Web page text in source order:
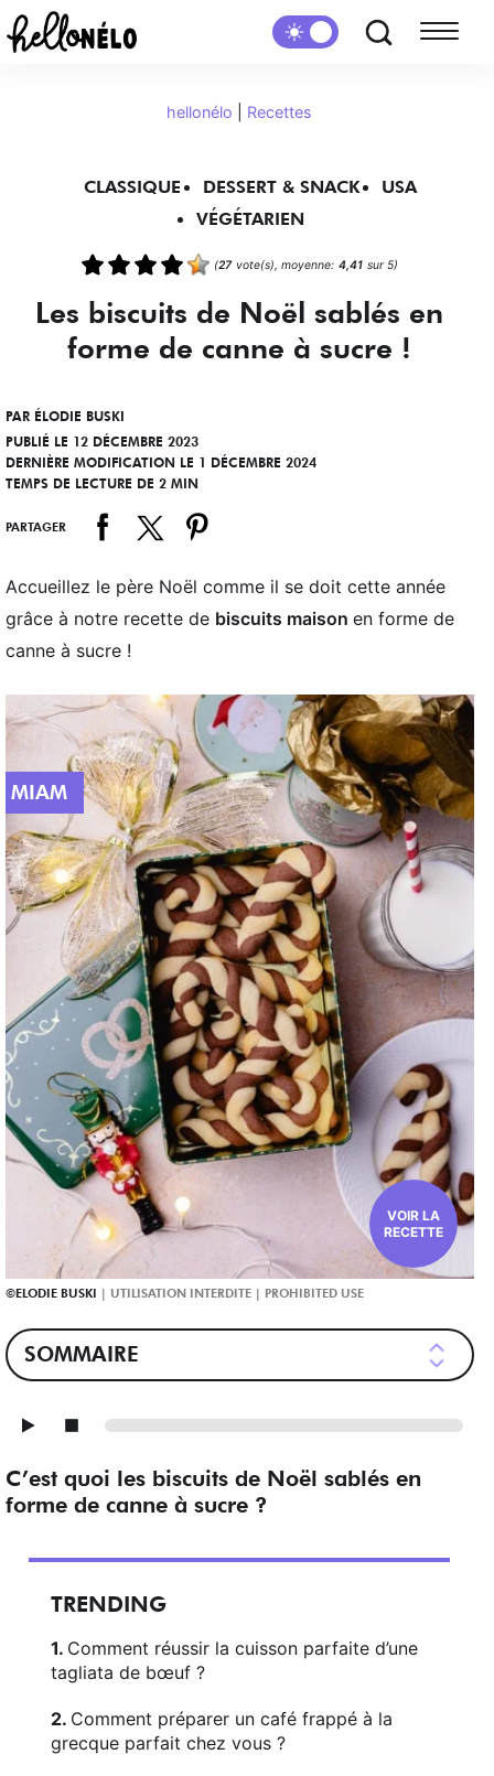
hellonélo Recettes
CLASSIQUE DESSERT & SNACK
USA
VÉGÉTARIEN
VOIR LA
RECETTE
ELODIE BUSKI
(27 vote(s), moyenne: 4,41 sur 5)
Les biscuits de Noël sablés en
forme de canne à sucre !
PAR ÉLODIE BUSKI
PUBLIÉ LE 12 DÉCEMBRE 2023
DERNIÈRE MODIFICATION LE 1 DÉCEMBRE 2024
TEMPS DE LECTURE DE 2 MIN
PARTAGER
Accueillez le père Noël comme il se doit cette année
grâce à notre recette de biscuits maison en forme de
canne à sucre !
SOMMAIRE
C’est quoi les biscuits de Noël sablés en
forme de canne à sucre ?
TRENDING
Comment réussir la cuisson parfaite d’une
tagliata de bœuf ?
Comment préparer un café frappé à la
grecque parfait chez vous ?